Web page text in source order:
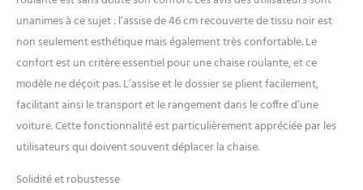
unanimes à ce sujet : l’assise de 46 cm recouverte de tissu noir est
non seulement esthétique mais également très confortable. Le
confort est un critère essentiel pour une chaise roulante, et ce
modèle ne déçoit pas. L’assise et le dossier se plient facilement,
facilitant ainsi le transport et le rangement dans le coffre d’une
voiture. Cette fonctionnalité est particulièrement appréciée par les
utilisateurs qui doivent souvent déplacer la chaise.
Solidité et robustesse